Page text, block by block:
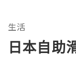
生活
日本自助